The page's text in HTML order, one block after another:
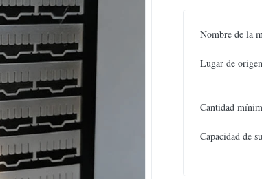
Nombre de la
Lugar de
Cantidad
Capacidad de